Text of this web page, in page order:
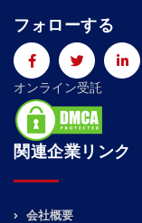
フォローする
オンライン受託
関連企業リンク
会社概要